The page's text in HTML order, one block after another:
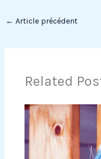
← Article précédent
Related